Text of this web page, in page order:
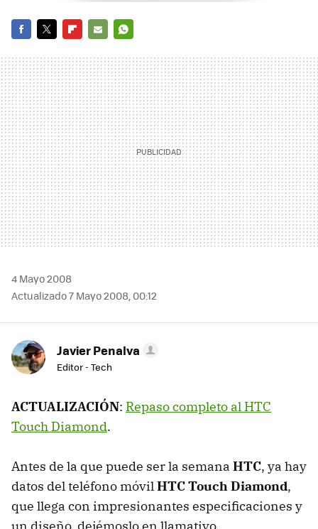
MAIL
4 Mayo 2008
Actualizado 7 Mayo 2008, 00:12
Javier Penalva
Editor - Tech
ACTUALIZACIÓN: Repaso completo al HTC
Touch Diamond.
Antes de la que puede ser la semana HTC, ya hay
datos del teléfono móvilHTC Touch Diamond,
que llega con impresionantes especificaciones y